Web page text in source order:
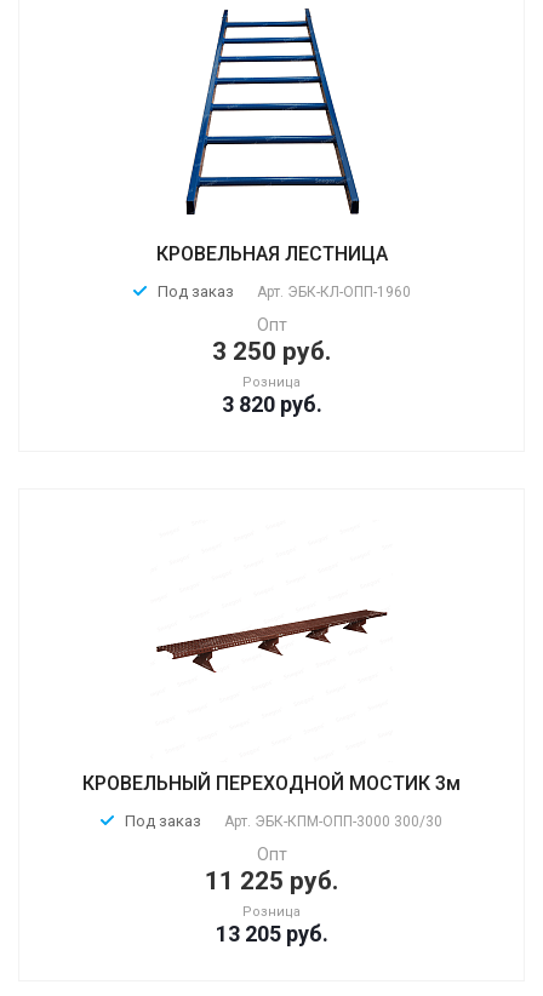
КРОВЕЛЬНАЯ ЛЕСТНИЦА
Под заказ Арт. ЭБК-КЛ-ОПП-1960
Опт
3 250 руб.
Розница
3 820 руб.
КРОВЕЛЬНЫЙ ПЕРЕХОДНОЙ МОСТИК 3м
Под заказ Арт. ЭБК-КПМ-ОПП-3000 300/30
Опт
11 225 руб.
Розница
13 205 руб.